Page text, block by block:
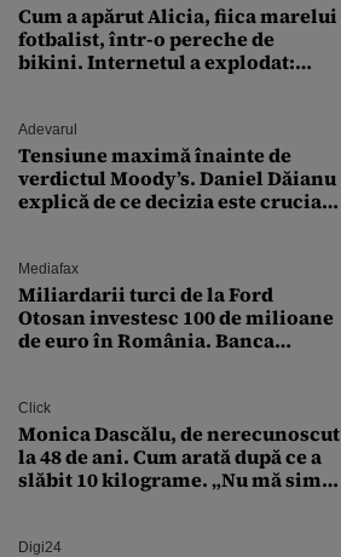
Cum a apărut Alicia, fiica marelui
fotbalist, într-o pereche de
bikini. Internetul a explodat:
Adevarul
Tensiune maximă înainte de
verdictul Moody’s. Daniel Dăianu
explică de ce decizia este crucială
Mediafax
Miliardarii turci de la Ford
Otosan investesc 100 de milioane
de euro în România. Banca
Click
Monica Dascălu, de nerecunoscut
la 48 de ani. Cum arată după ce a
slăbit 10 kilograme. „Nu mă simt
Digi24